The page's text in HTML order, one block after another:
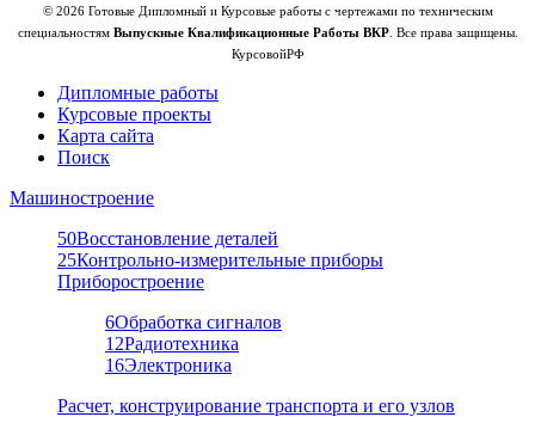
© 2026 Готовые Дипломный и Курсовые работы с чертежами по техническим
специальностям Выпускные Квалификационные Работы ВКР. Все права защищены.
КурсовойРФ
Дипломные работы
Курсовые проекты
Карта сайта
Поиск
Машиностроение
50Восстановление деталей
25Контрольно-измерительные приборы
Приборостроение
6Обработка сигналов
12Радиотехника
16Электроника
Расчет, конструирование транспорта и его узлов